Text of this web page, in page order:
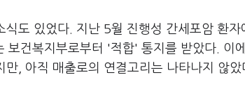
식도 있었다. 지난 5월 진행성 간세포암 환
보건복지부로부터 '적합' 통지를 받았다. 이
만, 아직 매출로의 연결고리는 나타나지 않았